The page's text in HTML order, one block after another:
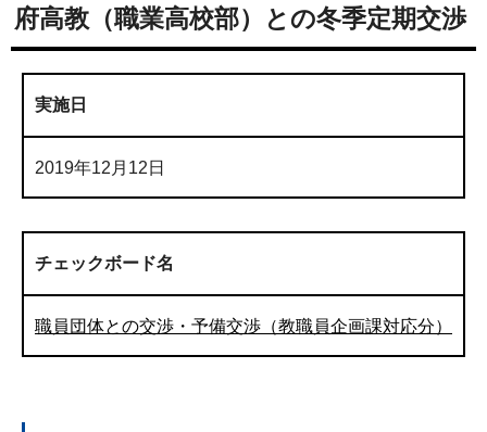
府高教（職業高校部）との冬季定期交渉
実施日
2019年12月12日
チェックボード名
職員団体との交渉・予備交渉（教職員企画課対応分）